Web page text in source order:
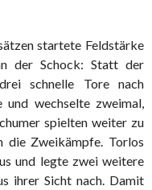
startete Feldstärke
der Schock: Statt der
schnelle Tore nach
wechselte zweimal,
spielten weiter zu
die Zweikämpfe. Torlos
und legte zwei weitere
ihrer Sicht nach. Damit